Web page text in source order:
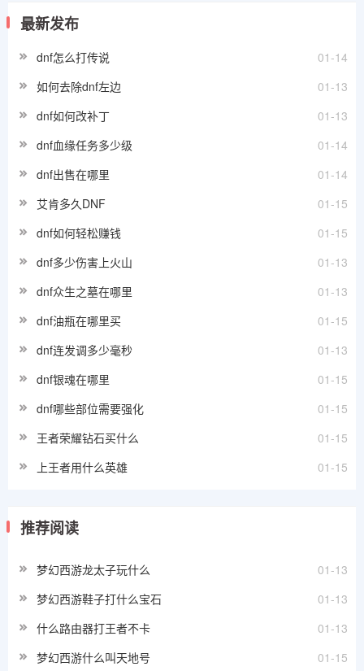
最新发布
01-14
dnf怎么打传说
01-13
如何去除dnf左边
01-13
dnf如何改补丁
01-14
dnf血缘任务多少级
01-14
dnf出售在哪里
01-15
艾肯多久DNF
01-15
dnf如何轻松赚钱
01-13
dnf多少伤害上火山
01-13
dnf众生之墓在哪里
01-15
dnf油瓶在哪里买
01-13
dnf连发调多少毫秒
01-15
dnf银魂在哪里
01-15
dnf哪些部位需要强化
01-15
王者荣耀钻石买什么
01-15
上王者用什么英雄
推荐阅读
01-13
梦幻西游龙太子玩什么
01-13
梦幻西游鞋子打什么宝石
01-13
什么路由器打王者不卡
01-15
梦幻西游什么叫天地号